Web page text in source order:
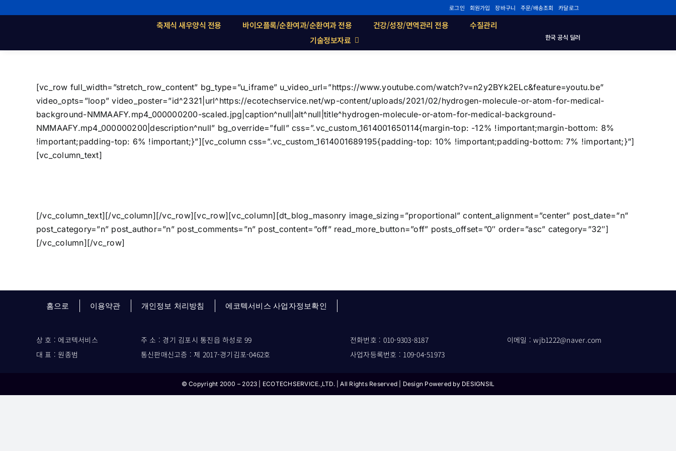
로그인 회원가입 장바구니 주문/배송조회 카달로그
축제식 새우양식 전용 바이오플록/순환여과/순환여과 전용 건강/성장/면역관리 전용
수질관리
기술정보자료
한국 공식 딜러
[vc_row full_width=”stretch_row_content” bg_type=”u_iframe” u_video_url=”https://www.youtube.com/watch?v=n2y2BYk2ELc&feature=youtu.be”
video_opts=”loop” video_poster=”id^2321|url^https://ecotechservice.net/wp-content/uploads/2021/02/hydrogen-molecule-or-atom-for-medical-
background-NMMAAFY.mp4_000000200-scaled.jpg|caption^null|alt^null|title^hydrogen-molecule-or-atom-for-medical-background-
NMMAAFY.mp4_000000200|description^null” bg_override=”full” css=”.vc_custom_1614001650114{margin-top: -12% !important;margin-bottom: 8%
!important;padding-top: 6% !important;}”][vc_column css=”.vc_custom_1614001689195{padding-top: 10% !important;padding-bottom: 7% !important;}”]
[vc_column_text]
[/vc_column_text][/vc_column][/vc_row][vc_row][vc_column][dt_blog_masonry image_sizing=”proportional” content_alignment=”center” post_date=”n”
post_category=”n” post_author=”n” post_comments=”n” post_content=”off” read_more_button=”off” posts_offset=”0″ order=”asc” category=”32″]
[/vc_column][/vc_row]
홈으로 이용약관 개인정보 처리방침 에코텍서비스 사업자정보확인
상 호 : 에코텍서비스
대 표 : 원종범
주 소 : 경기 김포시 통진읍 하성로 99
통신판매신고증 : 제 2017-경기김포-0462호
전화번호 : 010-9303-8187
사업자등록번호 : 109-04-51973
이메일 : wjb1222@naver.com
© Copyright 2000 – 2023 | ECOTECHSERVICE.,LTD. | All Rights Reserved | Design Powered by DESIGNSIL